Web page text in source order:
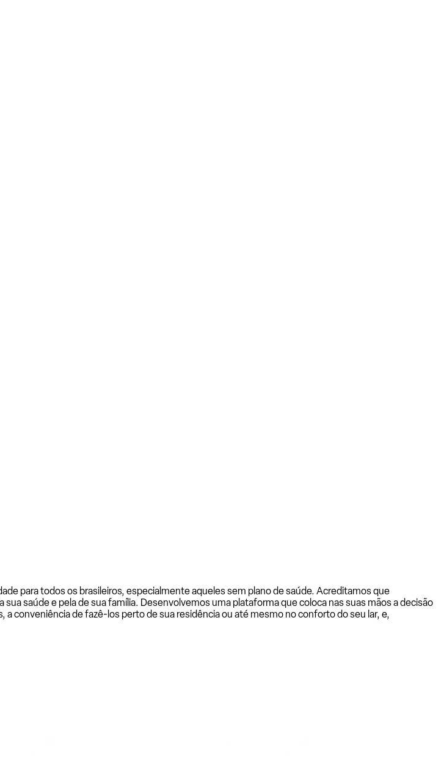
para todos os brasileiros, especialmente aqueles sem plano de saúde. Acreditamos que
saúde e pela de sua família. Desenvolvemos uma plataforma que coloca nas suas mãos a decisão
conveniência de fazê-los perto de sua residência ou até mesmo no conforto do seu lar, e,